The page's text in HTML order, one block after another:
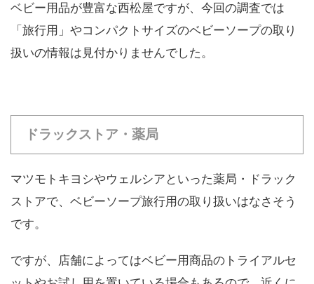
ベビー用品が豊富な西松屋ですが、今回の調査では
「旅行用」やコンパクトサイズのベビーソープの取り
扱いの情報は見付かりませんでした。
ドラックストア・薬局
マツモトキヨシやウェルシアといった薬局・ドラック
ストアで、ベビーソープ旅行用の取り扱いはなさそう
です。
ですが、店舗によってはベビー用商品のトライアルセ